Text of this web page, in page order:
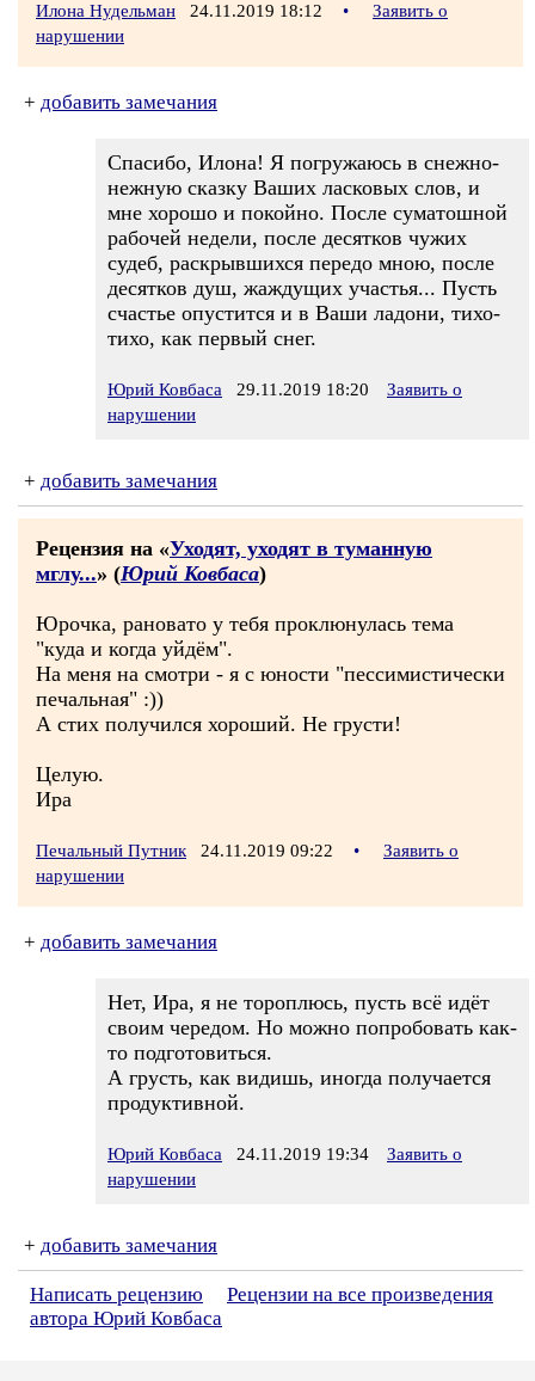
Илона Нудельман 24.11.2019 18:12 •
Заявить о
нарушении
+ добавить замечания
Спасибо, Илона! Я погружаюсь в снежно-
нежную сказку Ваших ласковых слов, и
мне хорошо и покойно. После суматошной
рабочей недели, после десятков чужих
судеб, раскрывшихся передо мною, после
десятков душ, жаждущих участья... Пусть
счастье опустится и в Ваши ладони, тихо-
тихо, как первый снег.
Юрий Ковбаса 29.11.2019 18:20
Заявить о
нарушении
+ добавить замечания
Рецензия на «Уходят, уходят в туманную
мглу...» (Юрий Ковбаса)
Юрочка, рановато у тебя проклюнулась тема
"куда и когда уйдём".
На меня на смотри - я с юности "пессимистически
печальная" :))
А стих получился хороший. Не грусти!
Целую.
Ира
Печальный Путник 24.11.2019 09:22 •
Заявить о
нарушении
+ добавить замечания
Нет, Ира, я не тороплюсь, пусть всё идёт
своим чередом. Но можно попробовать как-
то подготовиться.
А грусть, как видишь, иногда получается
продуктивной.
Юрий Ковбаса 24.11.2019 19:34
Заявить о
нарушении
+ добавить замечания
Написать рецензию
Рецензии на все произведения
автора Юрий Ковбаса